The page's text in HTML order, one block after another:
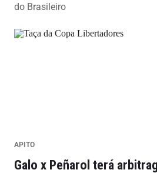
do Brasileiro
APITO
Galo x Peñarol terá